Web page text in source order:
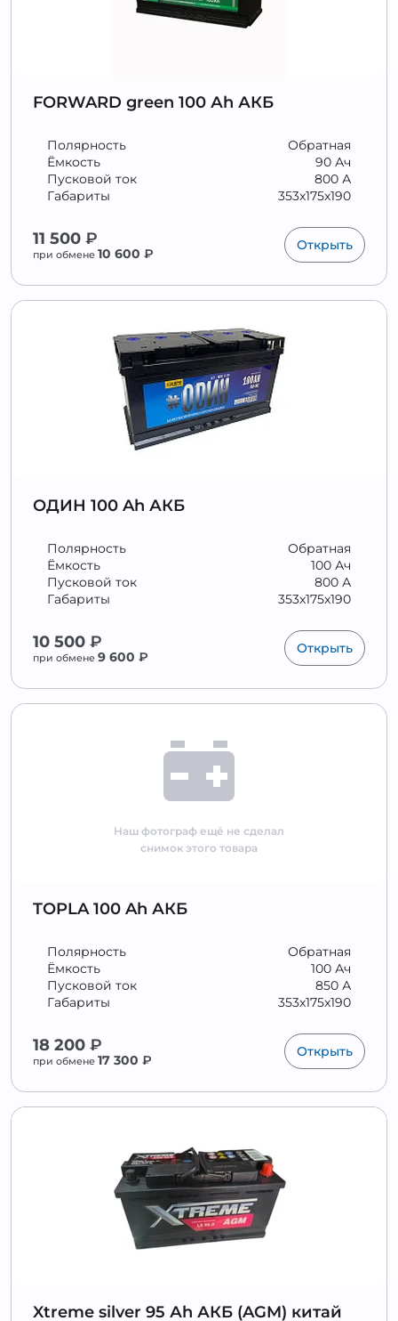
FORWARD green 100 Аh АКБ
Обратная
Полярность
90 Ач
Ёмкость
800 А
Пусковой ток
353x175x190
Габариты
11 500 ₽
при обмене 10 600 ₽
Открыть
ОДИН 100 Ah АКБ
Обратная
Полярность
100 Ач
Ёмкость
800 А
Пусковой ток
353x175x190
Габариты
10 500 ₽
при обмене 9 600 ₽
Открыть
Наш фотограф ещё не сделал
снимок этого товара
TOPLA 100 Ah АКБ
Обратная
Полярность
100 Ач
Ёмкость
850 А
Пусковой ток
353x175x190
Габариты
18 200 ₽
при обмене 17 300 ₽
Открыть
Xtreme silver 95 Аh АКБ (AGM) китай